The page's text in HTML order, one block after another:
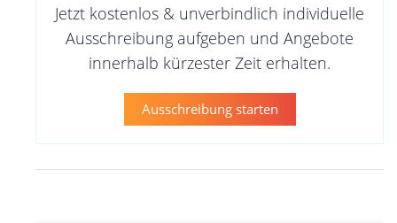
Jetzt kostenlos & unverbindlich individuelle
Ausschreibung aufgeben und Angebote
innerhalb kürzester Zeit erhalten.
Ausschreibung starten